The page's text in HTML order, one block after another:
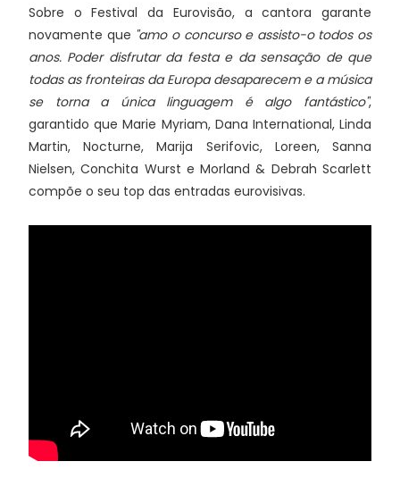
Sobre o Festival da Eurovisão, a cantora garante
novamente que "amo o concurso e assisto-o todos os
anos. Poder disfrutar da festa e da sensação de que
todas as fronteiras da Europa desaparecem e a música
se torna a única linguagem é algo fantástico",
garantido que Marie Myriam, Dana International, Linda
Martin, Nocturne, Marija Serifovic, Loreen, Sanna
Nielsen, Conchita Wurst e Morland & Debrah Scarlett
compõe o seu top das entradas eurovisivas.